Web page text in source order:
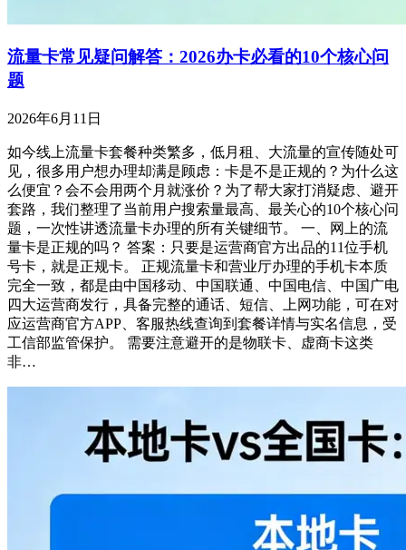
流量卡常见疑问解答：2026办卡必看的10个核心问
题
2026年6月11日
如今线上流量卡套餐种类繁多，低月租、大流量的宣传随处可
见，很多用户想办理却满是顾虑：卡是不是正规的？为什么这
么便宜？会不会用两个月就涨价？为了帮大家打消疑虑、避开
套路，我们整理了当前用户搜索量最高、最关心的10个核心问
题，一次性讲透流量卡办理的所有关键细节。 一、网上的流
量卡是正规的吗？ 答案：只要是运营商官方出品的11位手机
号卡，就是正规卡。 正规流量卡和营业厅办理的手机卡本质
完全一致，都是由中国移动、中国联通、中国电信、中国广电
四大运营商发行，具备完整的通话、短信、上网功能，可在对
应运营商官方APP、客服热线查询到套餐详情与实名信息，受
工信部监管保护。 需要注意避开的是物联卡、虚商卡这类
非…